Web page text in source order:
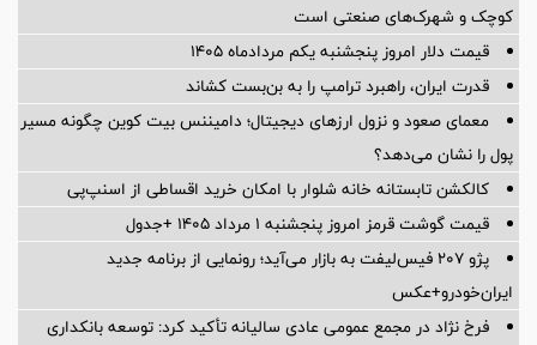
کوچک و شهرک‌های صنعتی است
قیمت دلار امروز پنجشنبه یکم مردادماه ۱۴۰۵
قدرت ایران، راهبرد ترامپ را به بن‌بست کشاند
معمای صعود و نزول ارزهای دیجیتال؛ دامیننس بیت کوین چگونه مسیر
پول را نشان می‌دهد؟
کالکشن تابستانه خانه شلوار با امکان خرید اقساطی از اسنپ‌پی
قیمت گوشت قرمز امروز پنجشنبه ۱ مرداد ۱۴۰۵ +جدول
پژو ۲۰۷ فیس‌لیفت به بازار می‌آید؛ رونمایی از برنامه جدید
ایران‌خودرو+عکس
فرخ نژاد در مجمع عمومی عادی سالیانه تأكید كرد: توسعه بانكداری